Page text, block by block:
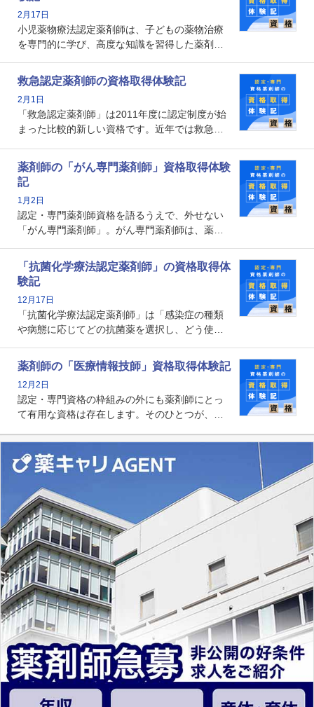
数回ありますが、患者さんに対して一定の能力
の証明になる資格と言えます。
2月17日
小児薬物療法認定薬剤師は、子どもの薬物治療
を専門的に学び、高度な知識を習得した薬剤師
や、特有の疾患、心理状況を理解し、専門性を
深めることで、子どもとその保護者に寄り添え
る存在です。今回はそんな小児薬物療法認定薬
剤師の取得体験記をご紹介します。
救急認定薬剤師の資格取得体験記
2月1日
「救急認定薬剤師」は2011年度に認定制度が始
まった比較的新しい資格です。近年では救急病
とから、救急認定薬剤師を目指す病院薬剤師も
増えているのではないでしょうか。今回はそん
な救急認定薬剤師の取得体験記をご紹介しま
す。
薬剤師の「がん専門薬剤師」資格取得体験
記
1月2日
認定・専門薬剤師資格を語るうえで、外せない
「がん専門薬剤師」。がん専門薬剤師は、薬剤
関する資格として、2009年に発足しました。薬
剤師の専門性を活かして高度化するがん医療に
貢献する姿は、今も病院薬剤師にとって一目置
かれる存在です。
「抗菌化学療法認定薬剤師」の資格取得体
験記
12月17日
「抗菌化学療法認定薬剤師」は「感染症の種類
や病態に応じてどの抗菌薬を選択し、どう使っ
る薬剤師です。現在、感染防止対策加算の施設
基準に専任の薬剤師配置が挙げられており、今
後は感染症領域で薬剤師に、より多くの役割が
求められる可能性もあります。
薬剤師の「医療情報技師」資格取得体験記
12月2日
認定・専門資格の枠組みの外にも薬剤師にとっ
て有用な資格は存在します。そのひとつが、
査データ、投薬歴など非常に多岐にわたる医療
データを利活用し、またシステム管理できるこ
とは、病院薬剤師を中心に大きな武器になりま
す。